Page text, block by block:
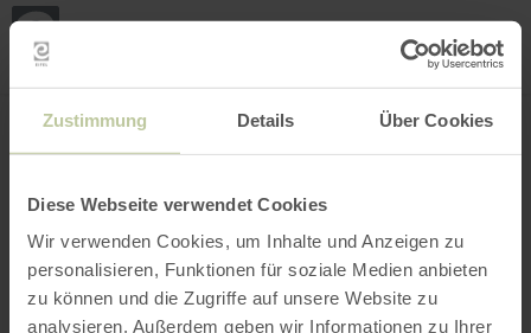
Zustimmung Details Über Cookies
Diese Webseite verwendet Cookies
Wir verwenden Cookies, um Inhalte und Anzeigen zu
personalisieren, Funktionen für soziale Medien anbieten
zu können und die Zugriffe auf unsere Website zu
analysieren. Außerdem geben wir Informationen zu Ihrer
CARTE INTERACTIVE
ma
Ouvrir le filtre